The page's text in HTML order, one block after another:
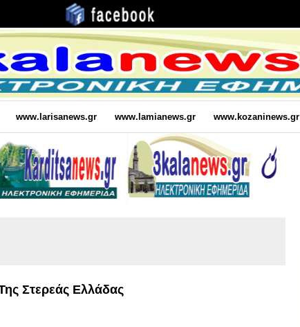
www.larisanews.gr www.lamianews.gr www.kozaninews.gr
Στερεάς Ελλάδας